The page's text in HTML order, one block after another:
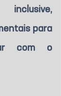
para
com o